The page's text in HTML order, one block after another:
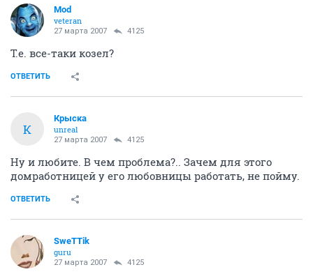
Mod
veteran
27 марта 2007 4125
Т.е. все-таки козел?
ОТВЕТИТЬ
К
Крыска
unreal
27 марта 2007 4125
Ну и любите. В чем проблема?.. Зачем для этого
домработницей у его любовницы работать, не пойму.
ОТВЕТИТЬ
SweTTik
guru
27 марта 2007 4125